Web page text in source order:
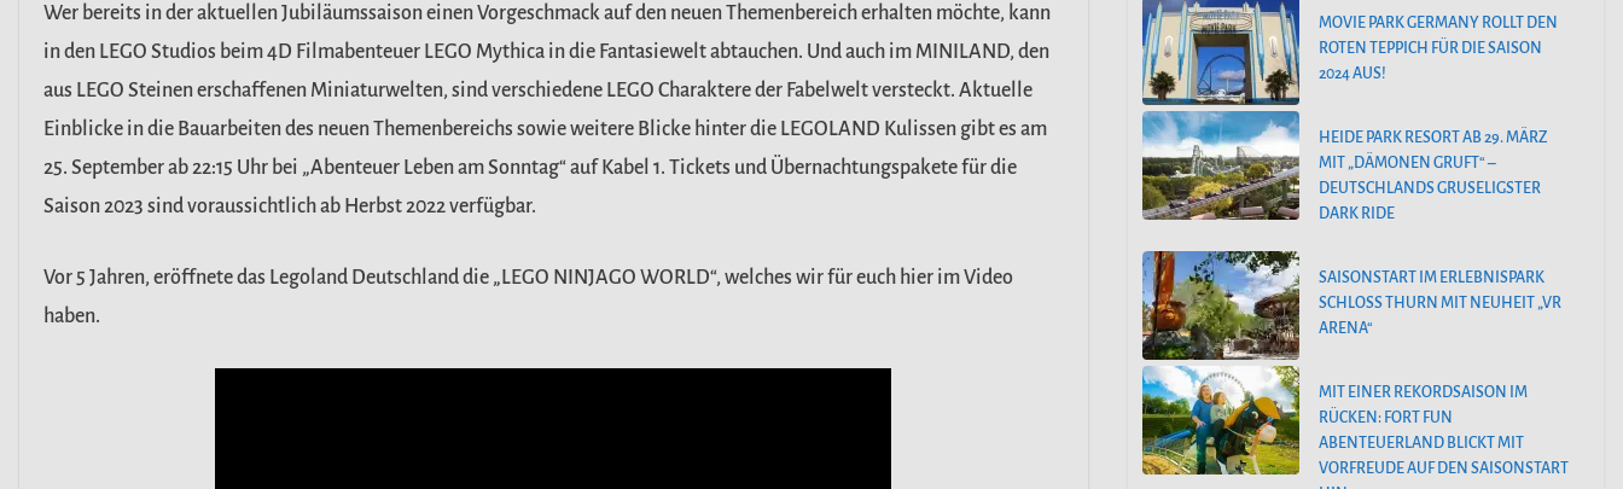
Wer bereits in der aktuellen Jubiläumssaison einen Vorgeschmack auf den neuen Themenbereich erhalten möchte, kann
in den LEGO Studios beim 4D Filmabenteuer LEGO Mythica in die Fantasiewelt abtauchen. Und auch im MINILAND, den
aus LEGO Steinen erschaffenen Miniaturwelten, sind verschiedene LEGO Charaktere der Fabelwelt versteckt. Aktuelle
Einblicke in die Bauarbeiten des neuen Themenbereichs sowie weitere Blicke hinter die LEGOLAND Kulissen gibt es am
25. September ab 22:15 Uhr bei „Abenteuer Leben am Sonntag“ auf Kabel 1. Tickets und Übernachtungspakete für die
Saison 2023 sind voraussichtlich ab Herbst 2022 verfügbar.
Vor 5 Jahren, eröffnete das Legoland Deutschland die „LEGO NINJAGO WORLD“, welches wir für euch hier im Video
haben.
MOVIE PARK GERMANY ROLLT DEN
ROTEN TEPPICH FÜR DIE SAISON
2024 AUS!
HEIDE PARK RESORT AB 29. MÄRZ
MIT „DÄMONEN GRUFT“ –
DEUTSCHLANDS GRUSELIGSTER
DARK RIDE
SAISONSTART IM ERLEBNISPARK
SCHLOSS THURN MIT NEUHEIT „VR
ARENA“
MIT EINER REKORDSAISON IM
RÜCKEN: FORT FUN
ABENTEUERLAND BLICKT MIT
VORFREUDE AUF DEN SAISONSTART